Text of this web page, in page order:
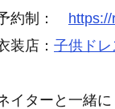
約制：
装店： 子供ド
イターと一緒